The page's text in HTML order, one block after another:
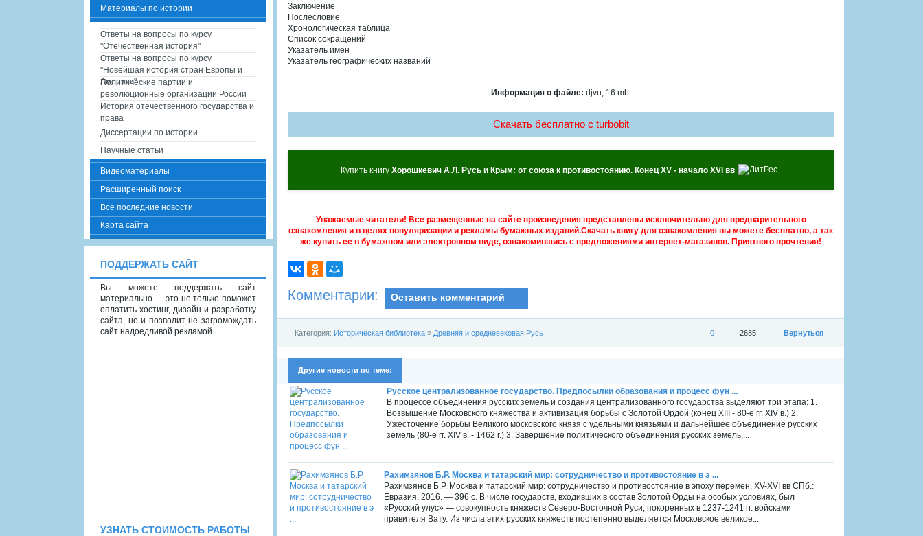
Заключение
Послесловие
Хронологическая таблица
Список сокращений
Указатель имен
Указатель географических названий
Информация о файле: djvu, 16 mb.
Скачать бесплатно c turbobit
Купить книгу Хорошкевич А.Л. Русь и Крым: от союза к противостоянию. Конец XV - начало XVI вв
Уважаемые читатели! Все размещенные на сайте произведения представлены исключительно для предварительного
ознакомления и в целях популяризации и рекламы бумажных изданий.Скачать книгу для ознакомления вы можете бесплатно, а так
же купить ее в бумажном или электронном виде, ознакомившись с предложениями интернет-магазинов. Приятного прочтения!
Комментарии: Оставить комментарий
Вернуться
2685
0
Категория: Историческая библиотека » Древняя и средневековая Русь
Другие новости по теме:
Русское централизованное государство. Предпосылки образования и процесс фун ...
В процессе объединения русских земель и создания централизованного государства выделяют три этапа: 1.
Возвышение Московского княжества и активизация борьбы с Золотой Ордой (конец XIII - 80-е гг. XIV в.) 2.
Ужесточение борьбы Великого московского князя с удельными князьями и дальнейшее объединение русских
земель (80-е гг. XIV в. - 1462 г.) 3. Завершение политического объединения русских земель,...
Рахимзянов Б.Р. Москва и татарский мир: сотрудничество и противостояние в э ...
Рахимзянов Б.Р. Москва и татарский мир: сотрудничество и противостояние в эпоху перемен, ХV-ХVІ вв СПб.:
Евразия, 2016. — 396 с. В числе государств, входивших в состав Золотой Орды на особых условиях, был
«Русский улус» — совокупность княжеств Северо-Восточной Руси, покоренных в 1237-1241 гг. войсками
правителя Вату. Из числа этих русских княжеств постепенно выделяется Московское великое...
Материалы по истории
Ответы на вопросы по курсу
"Отечественная история"
Ответы на вопросы по курсу
"Новейшая история стран Европы и
Америки"
Политические партии и
революционные организации России
История отечественного государства и
права
Диссертации по истории
Научные статьи
Видеоматериалы
Расширенный поиск
Все последние новости
Карта сайта
ПОДДЕРЖАТЬ САЙТ
Вы можете поддержать сайт
материально — это не только поможет
оплатить хостинг, дизайн и разработку
сайта, но и позволит не загромождать
сайт надоедливой рекламой.
УЗНАТЬ СТОИМОСТЬ РАБОТЫ